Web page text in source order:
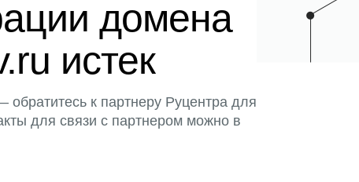
домена
истек
к партнеру Руцентра для
для связи с партнером можно в